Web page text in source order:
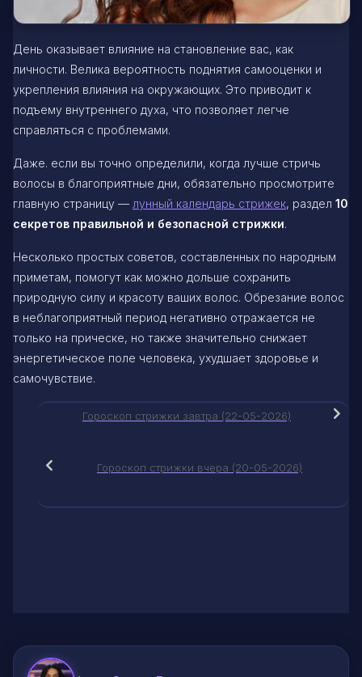
День оказывает влияние на становление вас, как
личности. Велика вероятность поднятия самооценки и
укрепления влияния на окружающих. Это приводит к
подъему внутреннего духа, что позволяет легче
справляться с проблемами.
Даже. если вы точно определили, когда лучше стричь
волосы в благоприятные дни, обязательно просмотрите
главную страницу — лунный календарь стрижек, раздел 10
секретов правильной и безопасной стрижки.
Несколько простых советов, составленных по народным
приметам, помогут как можно дольше сохранить
природную силу и красоту ваших волос. Обрезание волос
в неблагоприятный период негативно отражается не
только на прическе, но также значительно снижает
энергетическое поле человека, ухудшает здоровье и
самочувствие.
Гороскоп стрижки завтра (22-05-2026)
Гороскоп стрижки вчера (20-05-2026)